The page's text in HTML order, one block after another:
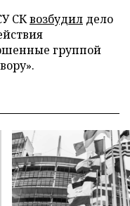
СКвозбудил дело
группой